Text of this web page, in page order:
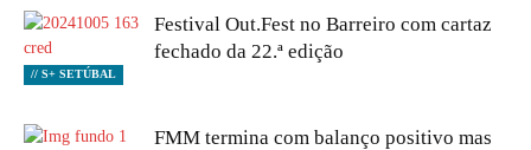
// S+ SETÚBAL
Festival Out.Fest no Barreiro com cartaz
fechado da 22.ª edição
FMM termina com balanço positivo mas